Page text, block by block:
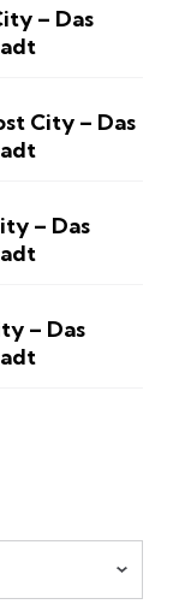
– Das
City – Das
– Das
– Das